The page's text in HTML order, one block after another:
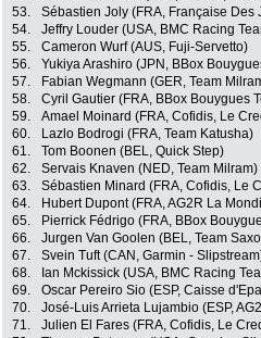
53.
Sébastien Joly (FRA, Française Des
54.
Jeffry Louder (USA, BMC Racing
55.
Cameron Wurf (AUS, Fuji-Servetto)
56.
Yukiya Arashiro (JPN, BBox
57.
Fabian Wegmann (GER, Team
58.
Cyril Gautier (FRA, BBox Bouygues
59.
Amael Moinard (FRA, Cofidis, Le
60.
Lazlo Bodrogi (FRA, Team Katusha)
61.
Tom Boonen (BEL, Quick Step)
62.
Servais Knaven (NED, Team Milram)
63.
Sébastien Minard (FRA, Cofidis, Le
64.
Hubert Dupont (FRA, AG2R La
65.
Pierrick Fédrigo (FRA, BBox
66.
Jurgen Van Goolen (BEL, Team
67.
Svein Tuft (CAN, Garmin -
68.
Ian Mckissick (USA, BMC Racing
69.
Oscar Pereiro Sio (ESP, Caisse
70.
José-Luis Arrieta Lujambio (ESP,
71.
Julien El Fares (FRA, Cofidis, Le